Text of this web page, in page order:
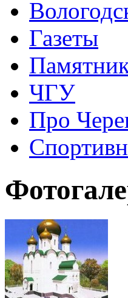
Газеты
ЧГУ
Про